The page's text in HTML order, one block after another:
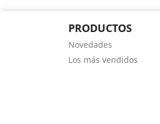
PRODUCTOS
Novedades
Los más vendidos